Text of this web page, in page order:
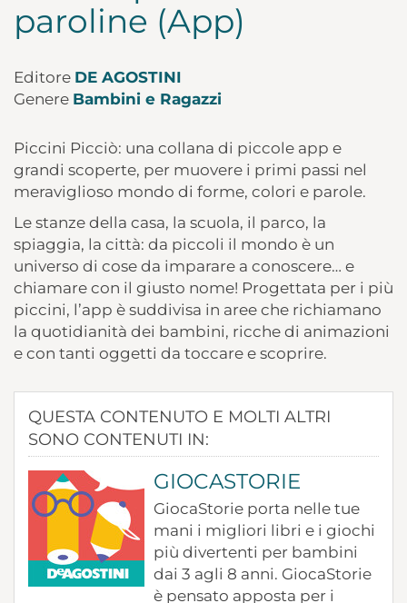
paroline (App)
Editore DE AGOSTINI
Genere Bambini e Ragazzi
Piccini Picciò: una collana di piccole app e
grandi scoperte, per muovere i primi passi nel
meraviglioso mondo di forme, colori e parole.
Le stanze della casa, la scuola, il parco, la
spiaggia, la città: da piccoli il mondo è un
universo di cose da imparare a conoscere… e
chiamare con il giusto nome! Progettata per i più
piccini, l’app è suddivisa in aree che richiamano
la quotidianità dei bambini, ricche di animazioni
e con tanti oggetti da toccare e scoprire.
QUESTA CONTENUTO E MOLTI ALTRI
SONO CONTENUTI IN:
GIOCASTORIE
GiocaStorie porta nelle tue
mani i migliori libri e i giochi
più divertenti per bambini
dai 3 agli 8 anni. GiocaStorie
è pensato apposta per i